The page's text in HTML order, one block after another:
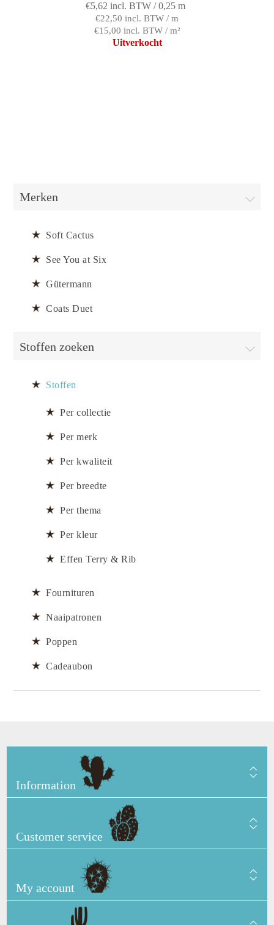
€5,62 incl. BTW / 0,25 m
€22,50 incl. BTW / m
€15,00 incl. BTW / m²
Uitverkocht
Merken
Soft Cactus
See You at Six
Gütermann
Coats Duet
Stoffen zoeken
Stoffen
Per collectie
Per merk
Per kwaliteit
Per breedte
Per thema
Per kleur
Effen Terry & Rib
Fournituren
Naaipatronen
Poppen
Cadeaubon
Information
Customer service
My account